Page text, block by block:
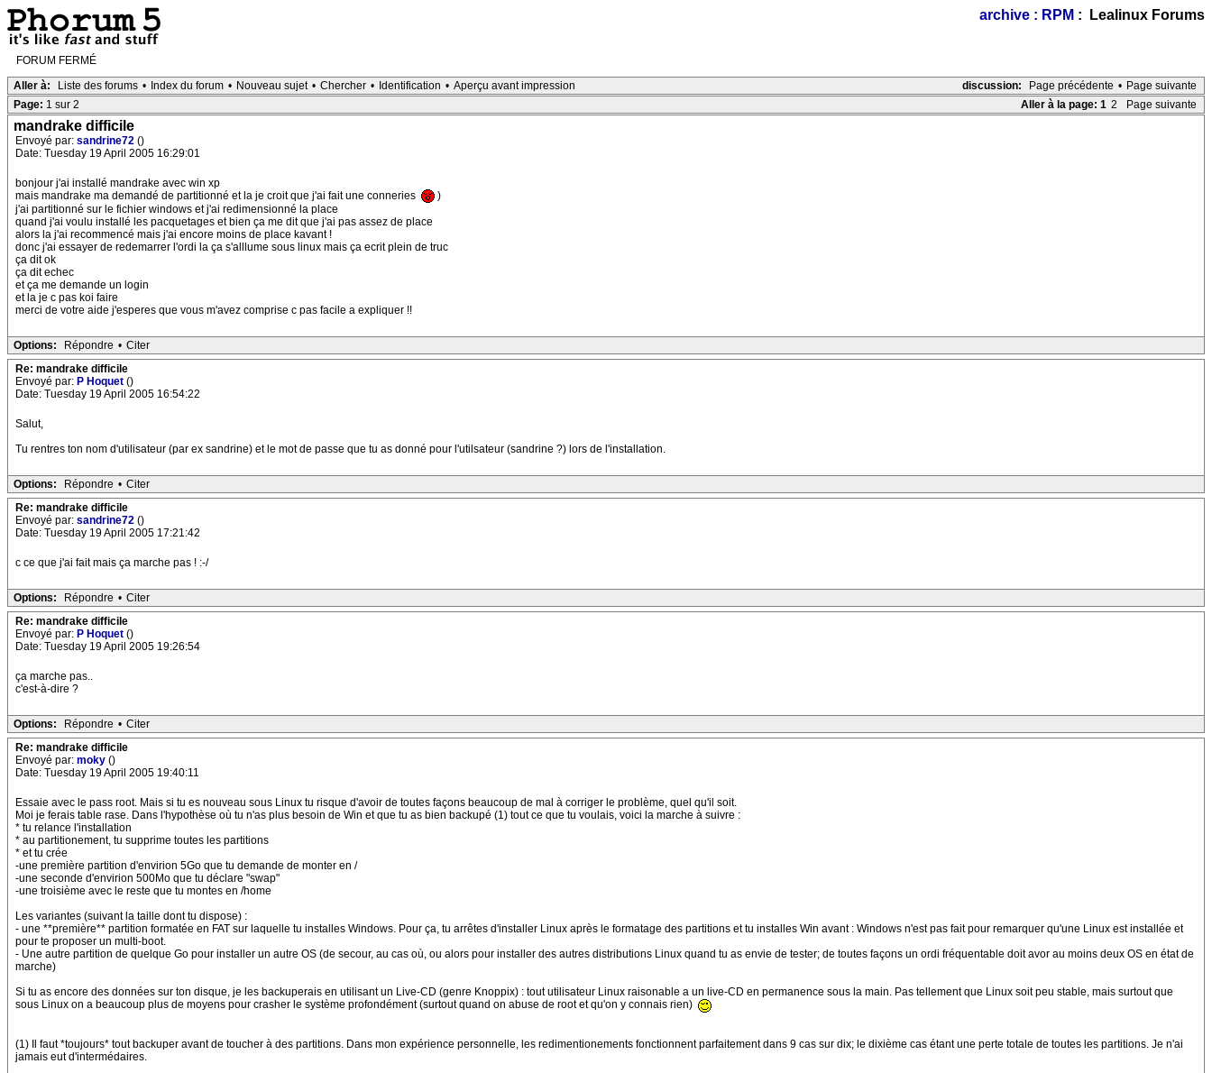
archive : RPM : Lealinux Forums
FORUM FERMÉ
discussion:
Page précédente • Page suivante
Aller à: Liste des forums • Index du forum • Nouveau sujet • Chercher • Identification • Aperçu avant impression
Aller à la page: 1 2 Page suivante
Page: 1 sur 2
mandrake difficile
Envoyé par: sandrine72 ()
Date: Tuesday 19 April 2005 16:29:01
bonjour j'ai installé mandrake avec win xp
mais mandrake ma demandé de partitionné et la je croit que j'ai fait une conneries
)
j'ai partitionné sur le fichier windows et j'ai redimensionné la place
quand j'ai voulu installé les pacquetages et bien ça me dit que j'ai pas assez de place
alors la j'ai recommencé mais j'ai encore moins de place kavant !
donc j'ai essayer de redemarrer l'ordi la ça s'alllume sous linux mais ça ecrit plein de truc
ça dit ok
ça dit echec
et ça me demande un login
et la je c pas koi faire
merci de votre aide j'esperes que vous m'avez comprise c pas facile a expliquer !!
Options: Répondre • Citer
Re: mandrake difficile
Envoyé par: P Hoquet ()
Date: Tuesday 19 April 2005 16:54:22
Salut,
Tu rentres ton nom d'utilisateur (par ex sandrine) et le mot de passe que tu as donné pour l'utilsateur (sandrine ?) lors de l'installation.
Options: Répondre • Citer
Re: mandrake difficile
Envoyé par: sandrine72 ()
Date: Tuesday 19 April 2005 17:21:42
c ce que j'ai fait mais ça marche pas ! :-/
Options: Répondre • Citer
Re: mandrake difficile
Envoyé par: P Hoquet ()
Date: Tuesday 19 April 2005 19:26:54
ça marche pas..
c'est-à-dire ?
Options: Répondre • Citer
Re: mandrake difficile
Envoyé par: moky ()
Date: Tuesday 19 April 2005 19:40:11
Essaie avec le pass root. Mais si tu es nouveau sous Linux tu risque d'avoir de toutes façons beaucoup de mal à corriger le problème, quel qu'il soit.
Moi je ferais table rase. Dans l'hypothèse où tu n'as plus besoin de Win et que tu as bien backupé (1) tout ce que tu voulais, voici la marche à suivre :
* tu relance l'installation
* au partitionement, tu supprime toutes les partitions
* et tu crée
-une première partition d'envirion 5Go que tu demande de monter en /
-une seconde d'envirion 500Mo que tu déclare "swap"
-une troisième avec le reste que tu montes en /home
Les variantes (suivant la taille dont tu dispose) :
- une **première** partition formatée en FAT sur laquelle tu installes Windows. Pour ça, tu arrêtes d'installer Linux après le formatage des partitions et tu installes Win avant : Windows n'est pas fait pour remarquer qu'une Linux est installée et
pour te proposer un multi-boot.
- Une autre partition de quelque Go pour installer un autre OS (de secour, au cas où, ou alors pour installer des autres distributions Linux quand tu as envie de tester; de toutes façons un ordi fréquentable doit avor au moins deux OS en état de
marche)
Si tu as encore des données sur ton disque, je les backuperais en utilisant un Live-CD (genre Knoppix) : tout utilisateur Linux raisonable a un live-CD en permanence sous la main. Pas tellement que Linux soit peu stable, mais surtout que
sous Linux on a beaucoup plus de moyens pour crasher le système profondément (surtout quand on abuse de root et qu'on y connais rien)
(1) Il faut *toujours* tout backuper avant de toucher à des partitions. Dans mon expérience personnelle, les redimentionements fonctionnent parfaitement dans 9 cas sur dix; le dixième cas étant une perte totale de toutes les partitions. Je n'ai
jamais eut d'intermédaires.